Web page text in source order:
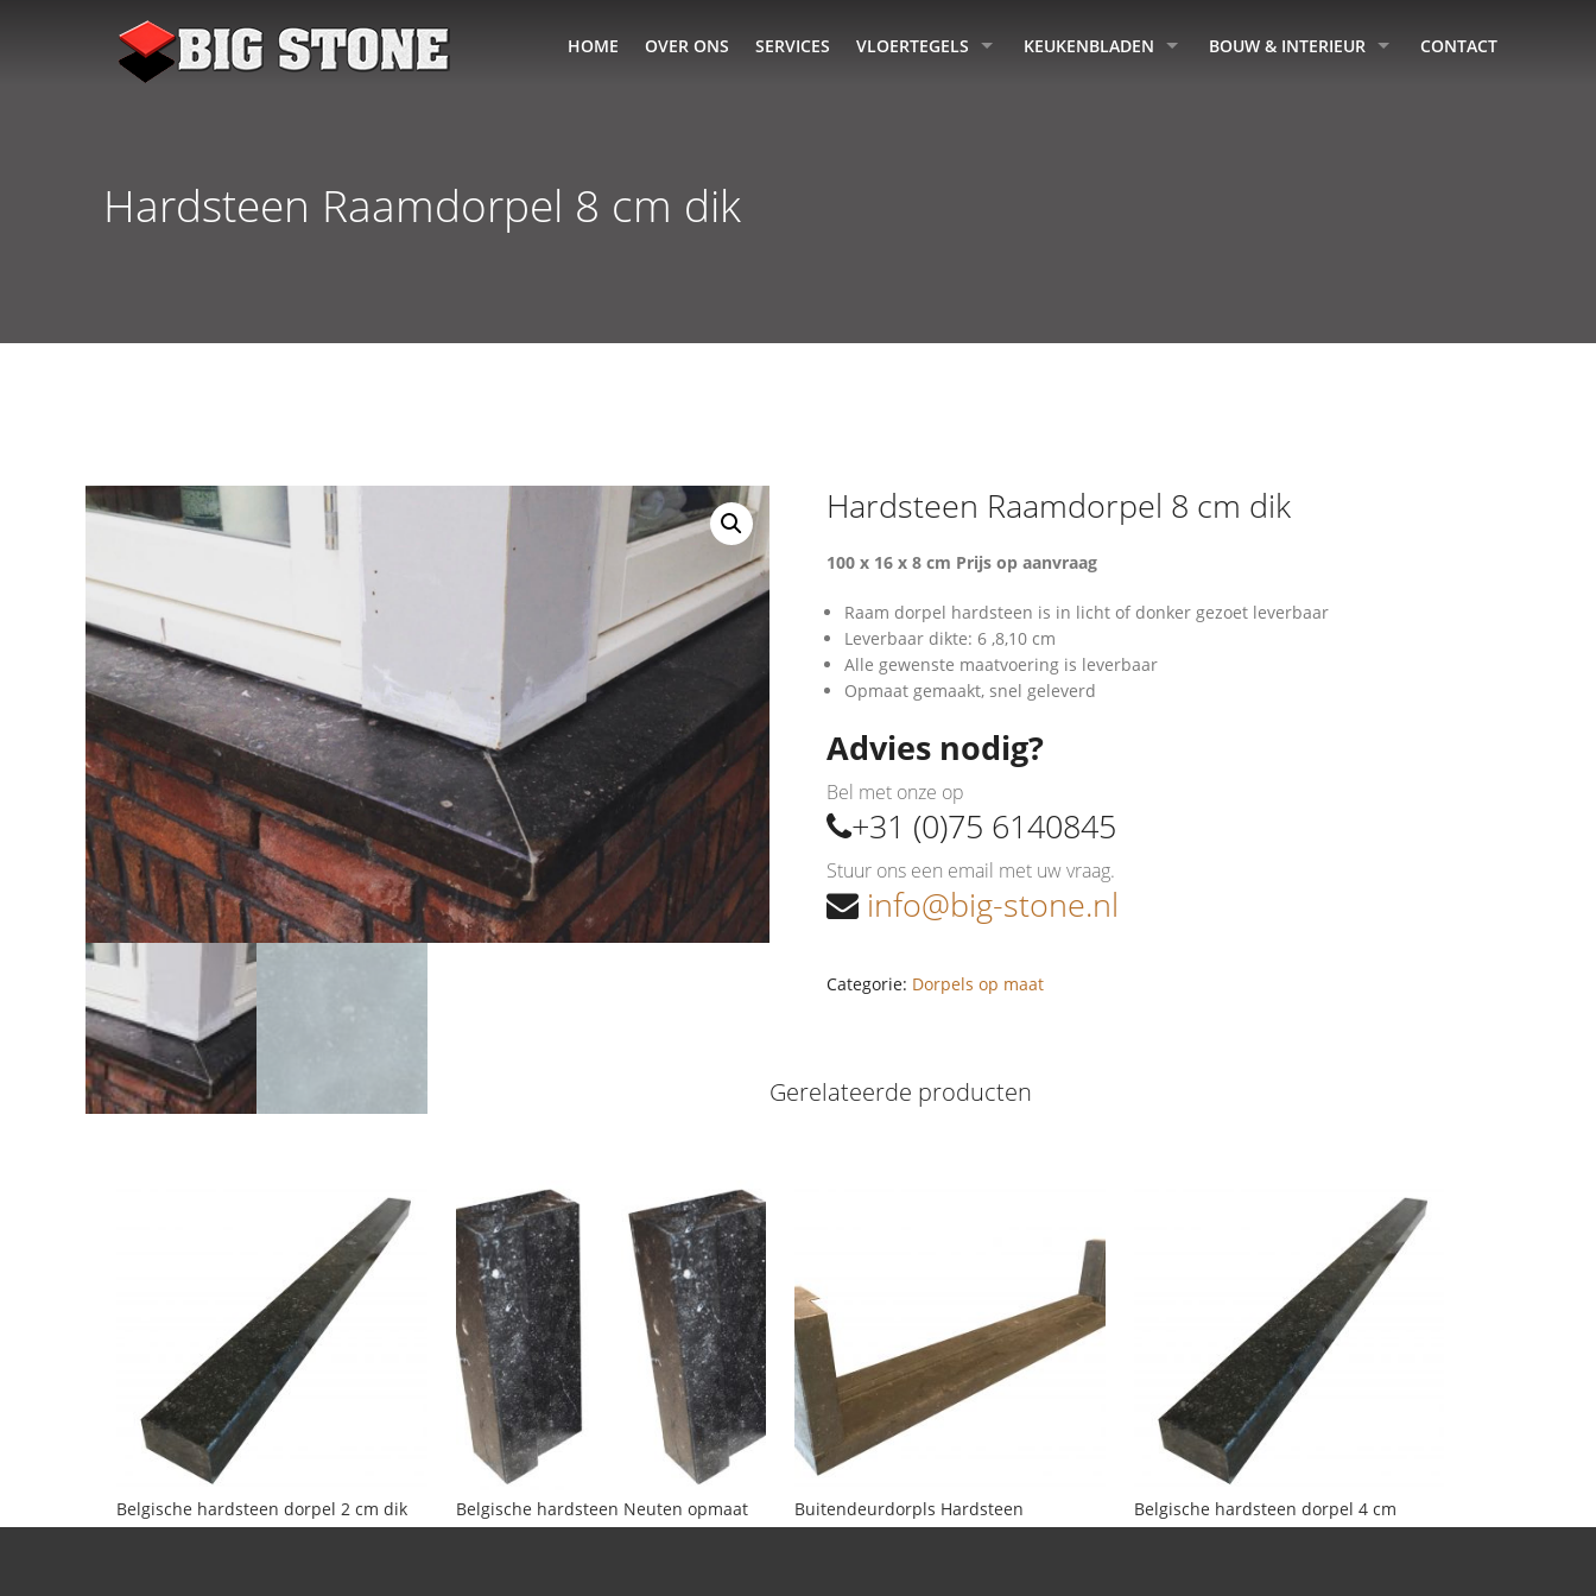
HOME OVER ONS SERVICES VLOERTEGELS KEUKENBLADEN BOUW & INTERIEUR CONTACT
Hardsteen Raamdorpel 8 cm dik
Hardsteen Raamdorpel 8 cm dik
100 x 16 x 8 cm Prijs op aanvraag
Raam dorpel hardsteen is in licht of donker gezoet leverbaar
Leverbaar dikte: 6 ,8,10 cm
Alle gewenste maatvoering is leverbaar
Opmaat gemaakt, snel geleverd
Advies nodig?
Bel met onze op
+31 (0)75 6140845
Stuur ons een email met uw vraag.
info@big-stone.nl
Categorie: Dorpels op maat
Gerelateerde producten
Belgische hardsteen dorpel 2 cm dik Belgische hardsteen Neuten opmaat Buitendeurdorpls Hardsteen Belgische hardsteen dorpel 4 cm